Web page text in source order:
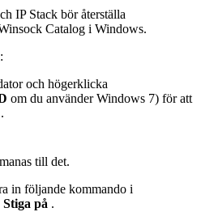
IP Stack bör återställa
Catalog i Windows.
och högerklicka
om du använder Windows 7) för att
.
till det.
in följande kommando i
Stiga på .